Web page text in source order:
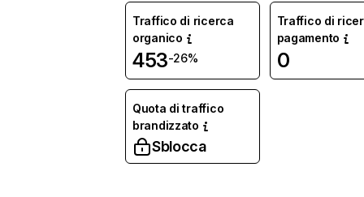
Traffico di ricerca
organico
453-26%
Traffico di
pagamento
0
Quota di traffico
brandizzato
Sblocca